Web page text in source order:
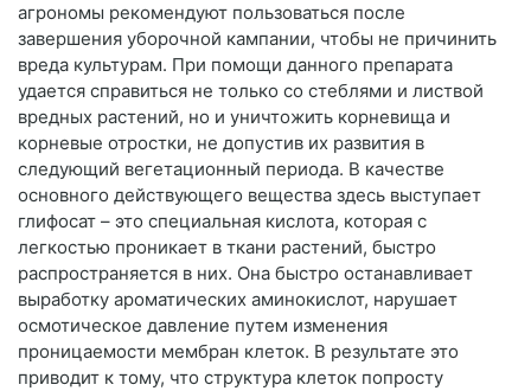
агрономы рекомендуют пользоваться после
завершения уборочной кампании, чтобы не причинить
вреда культурам. При помощи данного препарата
удается справиться не только со стеблями и листвой
вредных растений, но и уничтожить корневища и
корневые отростки, не допустив их развития в
следующий вегетационный периода. В качестве
основного действующего вещества здесь выступает
глифосат – это специальная кислота, которая с
легкостью проникает в ткани растений, быстро
распространяется в них. Она быстро останавливает
выработку ароматических аминокислот, нарушает
осмотическое давление путем изменения
проницаемости мембран клеток. В результате это
приводит к тому, что структура клеток попросту